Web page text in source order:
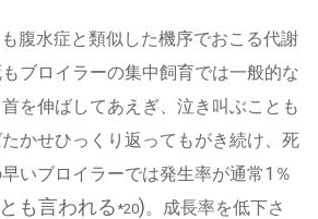
も腹水症と類似した機序でおこる代謝
ブロイラーの集中飼育では一般的な
を伸ばしてあえぎ、泣き叫ぶことも
かせひっくり返ってもがき続け、死
いブロイラーでは発生率が通常1％
も言われる*20)。成長率を低下さ